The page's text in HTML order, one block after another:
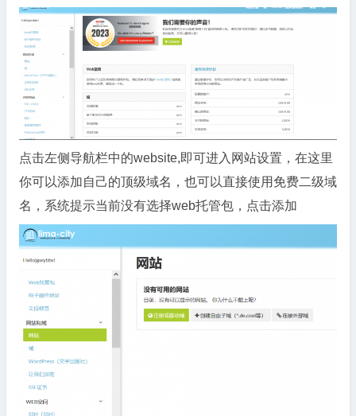
点击左侧导航栏中的website,即可进入网站设置，在这里
你可以添加自己的顶级域名，也可以直接使用免费二级域
名，系统提示当前没有选择web托管包，点击添加